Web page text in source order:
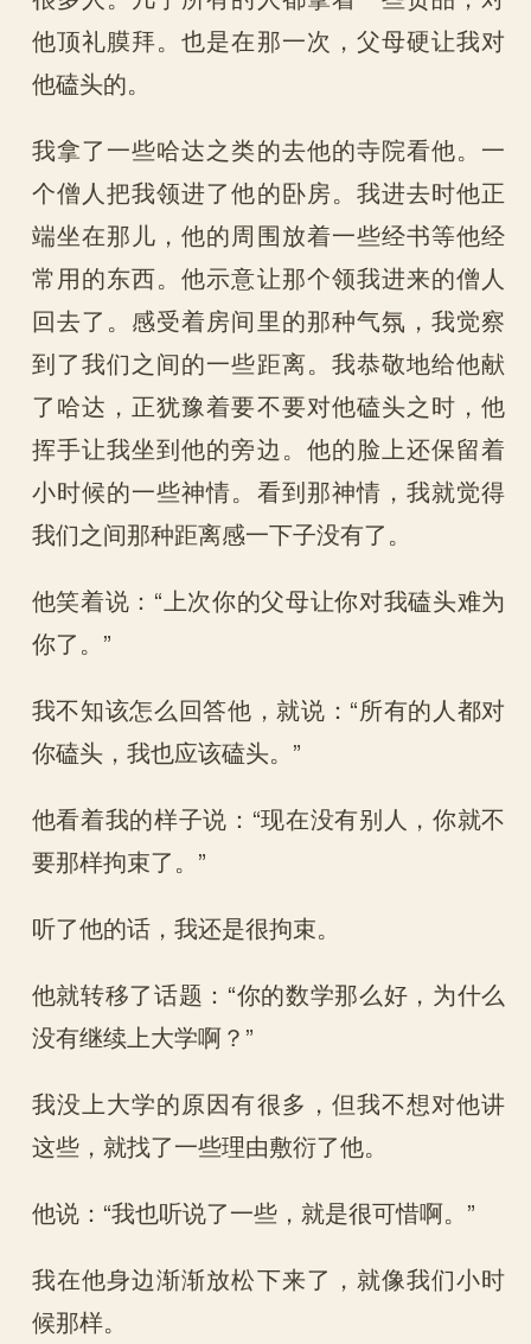
他顶礼膜拜。也是在那一次，父母硬让我对
他磕头的。
我拿了一些哈达之类的去他的寺院看他。一
个僧人把我领进了他的卧房。我进去时他正
端坐在那儿，他的周围放着一些经书等他经
常用的东西。他示意让那个领我进来的僧人
回去了。感受着房间里的那种气氛，我觉察
到了我们之间的一些距离。我恭敬地给他献
了哈达，正犹豫着要不要对他磕头之时，他
挥手让我坐到他的旁边。他的脸上还保留着
小时候的一些神情。看到那神情，我就觉得
我们之间那种距离感一下子没有了。
他笑着说：“上次你的父母让你对我磕头难为
你了。”
我不知该怎么回答他，就说：“所有的人都对
你磕头，我也应该磕头。”
他看着我的样子说：“现在没有别人，你就不
要那样拘束了。”
听了他的话，我还是很拘束。
他就转移了话题：“你的数学那么好，为什么
没有继续上大学啊？”
我没上大学的原因有很多，但我不想对他讲
这些，就找了一些理由敷衍了他。
他说：“我也听说了一些，就是很可惜啊。”
我在他身边渐渐放松下来了，就像我们小时
候那样。